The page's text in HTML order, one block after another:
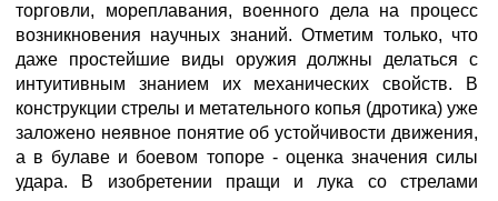
торговли, мореплавания, военного дела на процесс
возникновения научных знаний. Отметим только, что
даже простейшие виды оружия должны делаться с
интуитивным знанием их механических свойств. В
конструкции стрелы и метательного копья (дротика) уже
заложено неявное понятие об устойчивости движения,
а в булаве и боевом топоре - оценка значения силы
удара. В изобретении пращи и лука со стрелами